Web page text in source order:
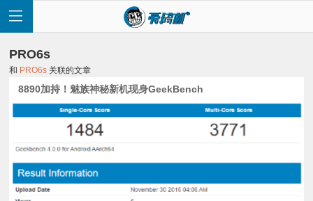
页
快
PRO6s
和 PRO6s 关联的文章
8890加持！魅族神秘新机现身GeekBench